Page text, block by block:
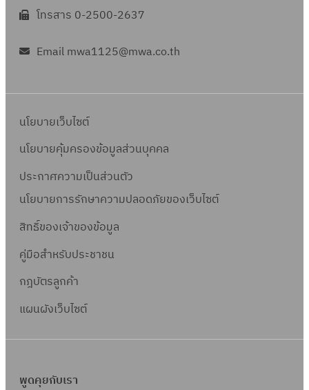
โทรสาร 0-2500-2637
Email mwa1125@mwa.co.th
นโยบายเว็บไซต์
นโยบายคุ้มครองข้อมูลส่วนบุคคล
ประกาศความเป็นส่วนตัว
นโยบายการรักษาความปลอดภัยของเว็บไซต์
สิทธิ์ของเจ้าของข้อมูล
คู่มือสำหรับประชาชน
กฎบัตรลูกค้า
แผนผังเว็บไซต์
พูดคุยกับเรา